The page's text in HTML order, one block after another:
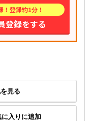
！登録約1分！
登録をする
見る
入りに追加